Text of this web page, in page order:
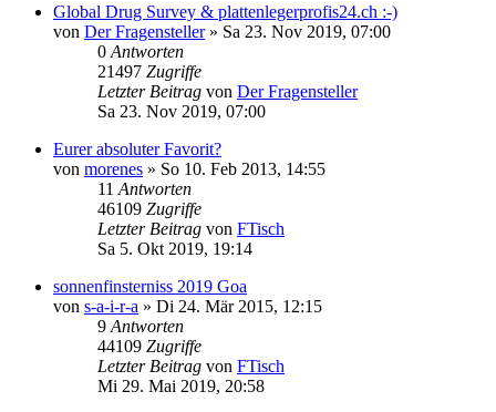
Global Drug Survey & plattenlegerprofis24.ch :-)
von Der Fragensteller» Sa 23. Nov 2019, 07:00
0 Antworten
21497 Zugriffe
Letzter Beitrag von Der Fragensteller
Sa 23. Nov 2019, 07:00
Eurer absoluter Favorit?
von morenes » So 10. Feb 2013, 14:55
11 Antworten
46109 Zugriffe
Letzter Beitrag von FTisch
Sa 5. Okt 2019, 19:14
sonnenfinsterniss 2019 Goa
von s-a-i-r-a » Di 24. Mär 2015, 12:15
9 Antworten
44109 Zugriffe
Letzter Beitrag von FTisch
Mi 29. Mai 2019, 20:58